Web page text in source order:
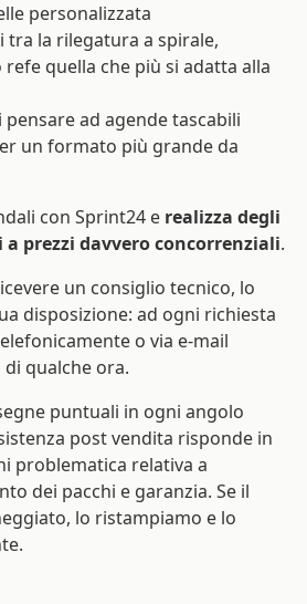
personalizzata
tra la rilegatura a spirale,
quella che più si adatta alla
ad agende tascabili
un formato più grande da
con Sprint24 e realizza degli
prezzi davvero concorrenziali.
un consiglio tecnico, lo
disposizione: ad ogni richiesta
o via e-mail
qualche ora.
puntuali in ogni angolo
post vendita risponde in
problematica relativa a
dei pacchi e garanzia. Se il
lo ristampiamo e lo